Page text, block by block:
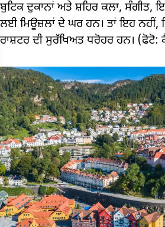
ਬੁਟਿਕ ਦੁਕਾਨਾਂ ਅਤੇ ਸ਼ਹਿਰ ਕਲਾ, ਸੰਗੀਤ,
ਲਈ ਮਿਊਜ਼ਲਾਂ ਦੇ ਘਰ ਹਨ। ਤਾਂ ਇਹ
ਰਾਸ਼ਟਰ ਦੀ ਸੁਰੱਖਿਅਤ ਧਰੋਹਰ ਹਨ। (ਫੋਟੋ: